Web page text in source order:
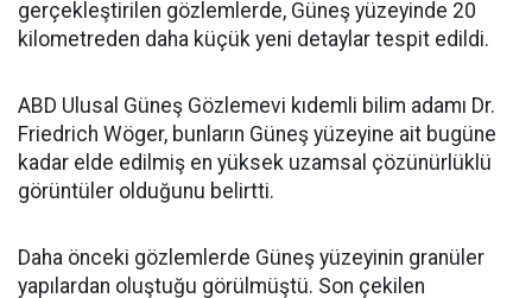
gerçekleştirilen gözlemlerde, Güneş yüzeyinde 20
kilometreden daha küçük yeni detaylar tespit edildi.
ABD Ulusal Güneş Gözlemevi kıdemli bilim adamı Dr.
Friedrich Wöger, bunların Güneş yüzeyine ait bugüne
kadar elde edilmiş en yüksek uzamsal çözünürlüklü
görüntüler olduğunu belirtti.
Daha önceki gözlemlerde Güneş yüzeyinin granüler
yapılardan oluştuğu görülmüştü. Son çekilen